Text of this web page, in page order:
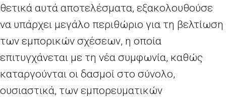
θετικά αυτά αποτελέσματα, εξακολουθούσε
να υπάρχει μεγάλο περιθώριο για τη βελτίωση
των εμπορικών σχέσεων, η οποία
επιτυγχάνεται με τη νέα συμφωνία, καθώς
καταργούνται οι δασμοί στο σύνολο,
ουσιαστικά, των εμπορευματικών